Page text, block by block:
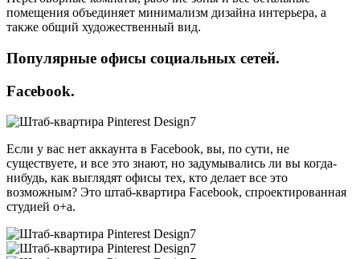
помещения объединяет минимализм дизайна интерьера, а
также общий художественный вид.
Популярные офисы социальных сетей.
Facebook.
Если у вас нет аккаунта в Facebook, вы, по сути, не
существуете, и все это знают, но задумывались ли вы когда-
нибудь, как выглядят офисы тех, кто делает все это
возможным? Это штаб-квартира Facebook, спроектированная
студией o+a.